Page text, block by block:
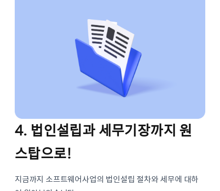
4. 법인설립과 세무기장까지 원
스탑으로!
지금까지 소프트웨어사업의 법인설립 절차와 세무에 대하